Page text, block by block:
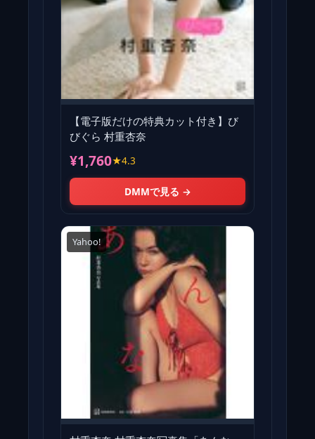
【電子版だけの特典カット付き】び
びぐら 村重杏奈
¥1,760★4.3
DMMで見る →
Yahoo!